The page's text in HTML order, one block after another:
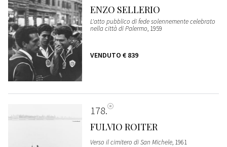
ENZO SELLERIO
L'atto pubblico di fede solennemente celebrato
nella città di Palermo, 1959
VENDUTO € 839
178
FULVIO ROITER
Verso il cimitero di San Michele, 1961